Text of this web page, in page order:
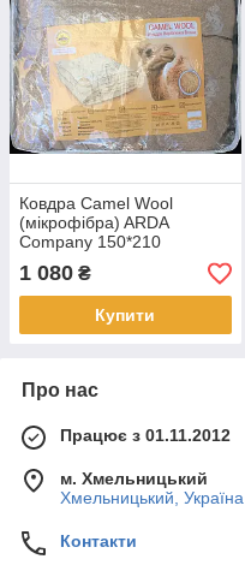
Ковдра Camel Wool
(мікрофібра) ARDA
Company 150*210
1 080 ₴
Купити
Про нас
Працює з 01.11.2012
м. Хмельницький
Хмельницький, Україна
Контакти